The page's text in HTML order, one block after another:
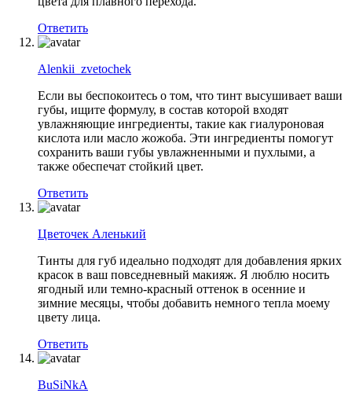
Ответить
Alenkii_zvetochek
Если вы беспокоитесь о том, что тинт высушивает ваши
губы, ищите формулу, в состав которой входят
увлажняющие ингредиенты, такие как гиалуроновая
кислота или масло жожоба. Эти ингредиенты помогут
сохранить ваши губы увлажненными и пухлыми, а
также обеспечат стойкий цвет.
Ответить
Цветочек Аленький
Тинты для губ идеально подходят для добавления ярких
красок в ваш повседневный макияж. Я люблю носить
ягодный или темно-красный оттенок в осенние и
зимние месяцы, чтобы добавить немного тепла моему
цвету лица.
Ответить
BuSiNkA